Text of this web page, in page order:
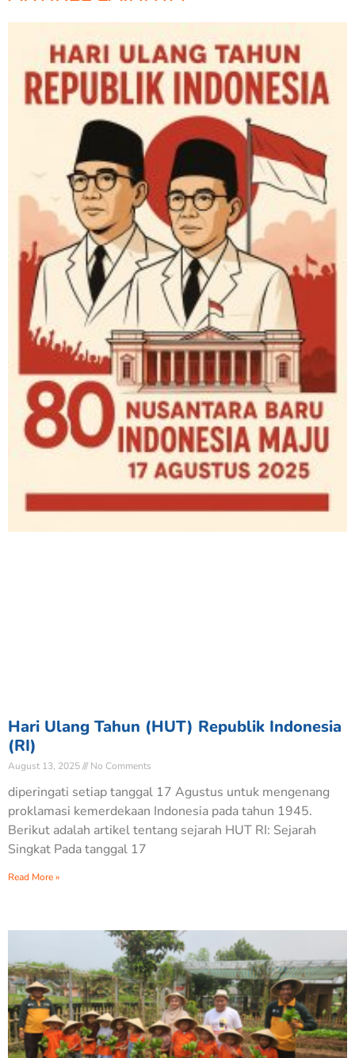
Hari Ulang Tahun (HUT) Republik Indonesia
(RI)
August 13, 2025 No Comments
diperingati setiap tanggal 17 Agustus untuk mengenang
proklamasi kemerdekaan Indonesia pada tahun 1945.
Berikut adalah artikel tentang sejarah HUT RI: Sejarah
Singkat Pada tanggal 17
Read More »